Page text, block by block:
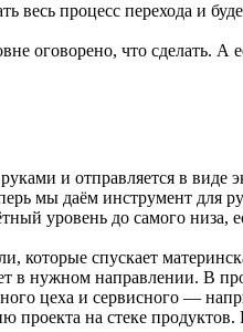
весь процесс перехода и
оговорено, что
и отправляется в
мы даём инструмент для
уровень до самого низа,
которые спускает
в нужном направлении.
цеха и сервисного —
проекта на стеке